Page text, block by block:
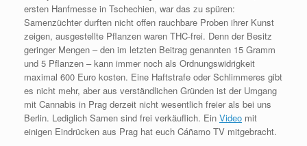
ersten Hanfmesse in Tschechien, war das zu spüren:
Samenzüchter durften nicht offen rauchbare Proben ihrer Kunst
zeigen, ausgestellte Pflanzen waren THC-frei. Denn der Besitz
geringer Mengen – den im letzten Beitrag genannten 15 Gramm
und 5 Pflanzen – kann immer noch als Ordnungswidrigkeit
maximal 600 Euro kosten. Eine Haftstrafe oder Schlimmeres gibt
es nicht mehr, aber aus verständlichen Gründen ist der Umgang
mit Cannabis in Prag derzeit nicht wesentlich freier als bei uns
Berlin. Lediglich Samen sind frei verkäuflich. Ein Video mit
einigen Eindrücken aus Prag hat euch Cáñamo TV mitgebracht.